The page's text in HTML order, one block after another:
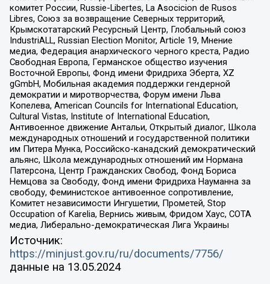
комитет России, Russie-Libertes, La Asocicion de Rusos
Libres, Союз за возвращение Северных территорий,
Крымскотатарский Ресурсный Центр, Глобальный союз
IndustriALL, Russian Election Monitor, Article 19, Мнение
медиа, Федерация анархического черного креста, Радио
Свободная Европа, Германское общество изучения
Восточной Европы, Фонд имени Фридриха Эберта, XZ
gGmbH, Мобильная академия поддержки гендерной
демократии и миротворчества, Форум имени Льва
Копелева, American Councils for International Education,
Cultural Vistas, Institute of International Education,
Антивоенное движение Антальи, Открытый диалог, Школа
международных отношений и государственной политики
им Питера Мунка, Российско-канадский демократический
альянс, Школа международных отношений им Нормана
Патерсона, Центр Гражданских Свобод, Фонд Бориса
Немцова за Свободу, Фонд имени Фридриха Науманна за
свободу, Феминистское антивоенное сопротивление,
Комитет независимости Ингушетии, Прометей, Stop
Occupation of Karelia, Вернись живым, Фридом Хаус, СОТА
медиа, Либерально-демократическая Лига Украины
Источник:
https://minjust.gov.ru/ru/documents/7756/
данные на 13.05.2024